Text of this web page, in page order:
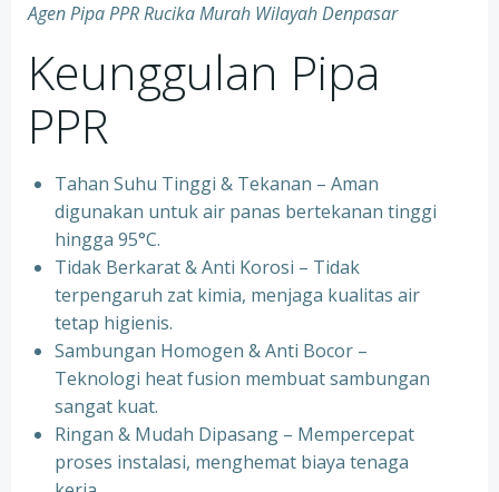
Agen Pipa PPR Rucika Murah Wilayah Denpasar
Keunggulan Pipa
PPR
Tahan Suhu Tinggi & Tekanan – Aman
digunakan untuk air panas bertekanan tinggi
hingga 95°C.
⁠Tidak Berkarat & Anti Korosi – Tidak
terpengaruh zat kimia, menjaga kualitas air
tetap higienis.
⁠Sambungan Homogen & Anti Bocor –
Teknologi heat fusion membuat sambungan
sangat kuat.
⁠Ringan & Mudah Dipasang – Mempercepat
proses instalasi, menghemat biaya tenaga